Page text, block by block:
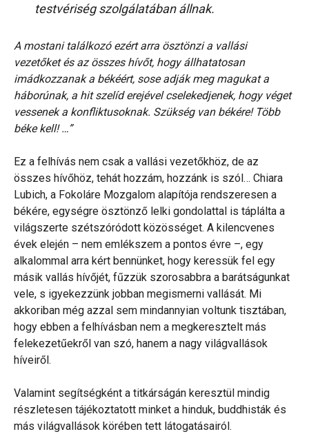
testvériség szolgálatában állnak.
A mostani találkozó ezért arra ösztönzi a vallási
vezetőket és az összes hívőt, hogy állhatatosan
imádkozzanak a békéért, sose adják meg magukat a
háborúnak, a hit szelíd erejével cselekedjenek, hogy véget
vessenek a konfliktusoknak. Szükség van békére! Több
béke kell! …”
Ez a felhívás nem csak a vallási vezetőkhöz, de az
összes hívőhöz, tehát hozzám, hozzánk is szól… Chiara
Lubich, a Fokoláre Mozgalom alapítója rendszeresen a
békére, egységre ösztönző lelki gondolattal is táplálta a
világszerte szétszóródott közösséget. A kilencvenes
évek elején – nem emlékszem a pontos évre –, egy
alkalommal arra kért bennünket, hogy keressük fel egy
másik vallás hívőjét, fűzzük szorosabbra a barátságunkat
vele, s igyekezzünk jobban megismerni vallását. Mi
akkoriban még azzal sem mindannyian voltunk tisztában,
hogy ebben a felhívásban nem a megkeresztelt más
felekezetűekről van szó, hanem a nagy világvallások
híveiről.
Valamint segítségként a titkárságán keresztül mindig
részletesen tájékoztatott minket a hinduk, buddhisták és
más világvallások körében tett látogatásairól.